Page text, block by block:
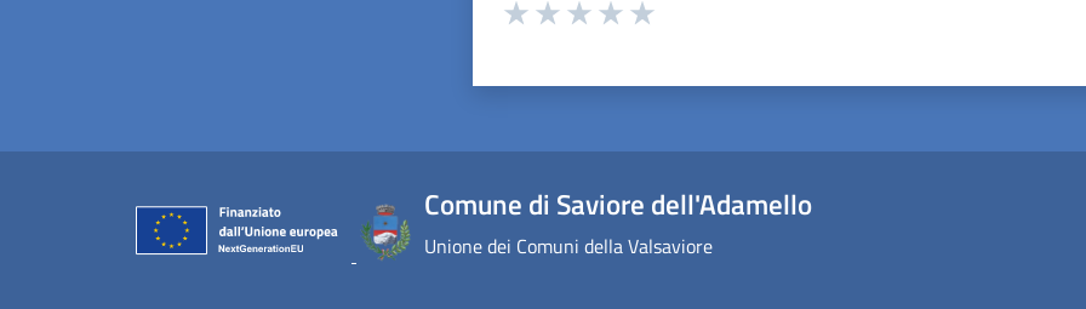
Comune di Saviore dell'Adamello
Unione dei Comuni della Valsaviore